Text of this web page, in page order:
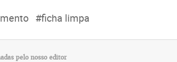
#ficha limpa
pelo nosso editor